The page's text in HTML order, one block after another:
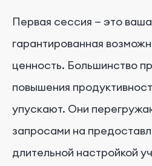
Первая сессия — это
гарантированная
ценность. Большинство
повышения
упускают. Они
запросами на
длительной настройкой